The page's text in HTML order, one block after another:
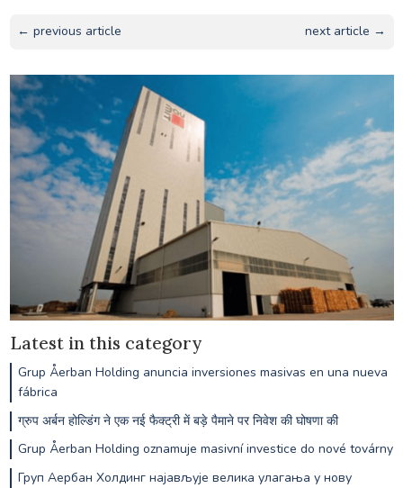
← previous article next article →
Latest in this category
Grup Åerban Holding anuncia inversiones masivas en una nueva
fábrica
ग्रुप अर्बन होल्डिंग ने एक नई फैक्ट्री में बड़े पैमाने पर निवेश की घोषणा की
Grup Åerban Holding oznamuje masivní investice do nové továrny
Груп Аербан Холдинг најављује велика улагања у нову